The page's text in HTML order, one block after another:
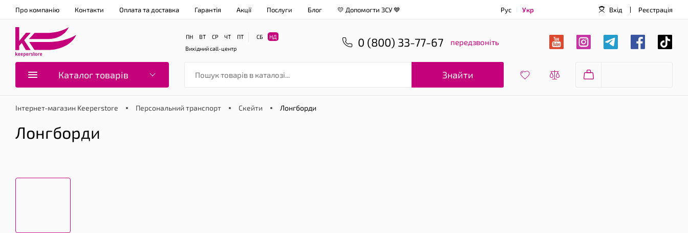
Про компанію Контакти Оплата та доставка Гарантія Акції Послуги Блог 💛 Допомогти ЗСУ 💙 Рус Укр Вхід Реєстрація
ПН ВТ СР ЧТ ПТ СБ
НД
Вихіднийcall-центр 0 (800) 33-77-67 передзвоніть
Каталог товарів Знайти
Інтернет-магазин Keeperstore Персональний транспорт Скейти Лонгборди
Лонгборди